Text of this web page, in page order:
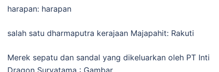
harapan: harapan
salah satu dharmaputra kerajaan Majapahit: Rakuti
Merek sepatu dan sandal yang dikeluarkan oleh PT Inti
Dragon Suryatama : Gambar